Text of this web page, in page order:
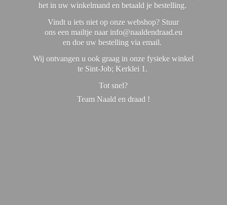
het in uw winkelmand en betaald je bestelling.
Vindt u iets niet op onze webshop? Stuur
ons een mailtje naar info@naaldendraad.eu
en doe uw bestelling via email.
Wij ontvangen u ook graag in onze fysieke winkel
te Sint-Job; Kerklei 1.
Tot snel?
Team Naald en draad !